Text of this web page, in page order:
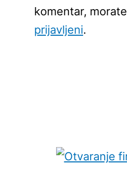
komentar, morate
prijavljeni.